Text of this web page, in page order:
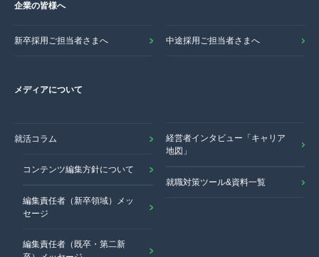
企業の皆様へ
新卒採用ご担当者さまへ 中途採用ご担当者さまへ
メディアについて
就活コラム
コンテンツ編集方針について
編集責任者（新卒領域）メッ
セージ
編集責任者（既卒・第二新
経営者インタビュー「キャリア
地図」
就職対策ツール&資料一覧